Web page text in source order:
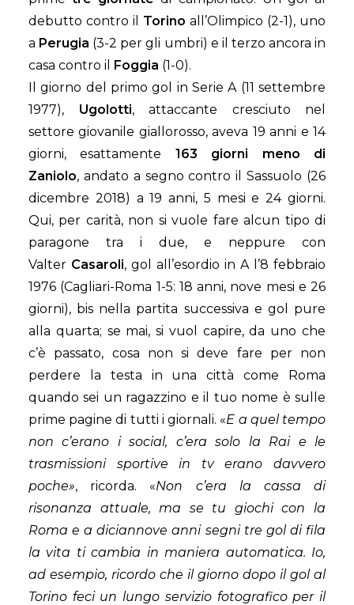
debutto contro il Torino all’Olimpico (2-1), uno
a Perugia (3-2 per gli umbri) e il terzo ancora in
casa contro il Foggia (1-0).
Il giorno del primo gol in Serie A (11 settembre
1977), Ugolotti, attaccante cresciuto nel
settore giovanile giallorosso, aveva 19 anni e 14
giorni, esattamente 163 giorni meno di
Zaniolo, andato a segno contro il Sassuolo (26
dicembre 2018) a 19 anni, 5 mesi e 24 giorni.
Qui, per carità, non si vuole fare alcun tipo di
paragone tra i due, e neppure con
Valter Casaroli, gol all’esordio in A l’8 febbraio
1976 (Cagliari-Roma 1-5: 18 anni, nove mesi e 26
giorni), bis nella partita successiva e gol pure
alla quarta; se mai, si vuol capire, da uno che
c’è passato, cosa non si deve fare per non
perdere la testa in una città come Roma
quando sei un ragazzino e il tuo nome è sulle
prime pagine di tutti i giornali. «E a quel tempo
non c’erano i social, c’era solo la Rai e le
trasmissioni sportive in tv erano davvero
poche», ricorda. «Non c’era la cassa di
risonanza attuale, ma se tu giochi con la
Roma e a diciannove anni segni tre gol di fila
la vita ti cambia in maniera automatica. Io,
ad esempio, ricordo che il giorno dopo il gol al
Torino feci un lungo servizio fotografico per il